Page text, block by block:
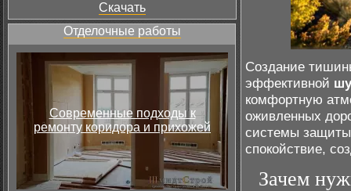
Скачать
Отделочные работы
Современные подходы к
ремонту коридора и прихожей
Создание
эффективной
комфортную
оживленных
системы
спокойствие,
Зачем